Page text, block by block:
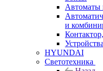
Автоматы
и
HYUNDAI
Светотехника